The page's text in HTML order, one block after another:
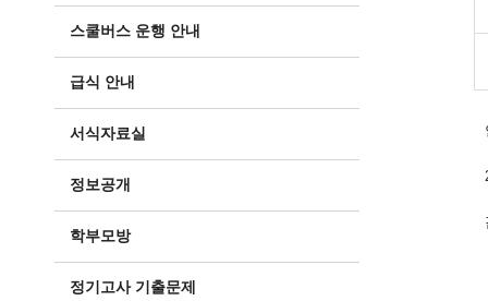
스쿨버스 운행 안내
급식 안내
서식자료실
정보공개
학부모방
정기고사 기출문제